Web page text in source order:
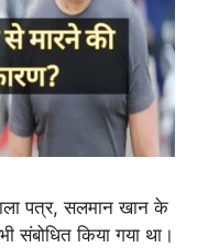
पत्र, सलमान खान के
संबोधित किया गया था।